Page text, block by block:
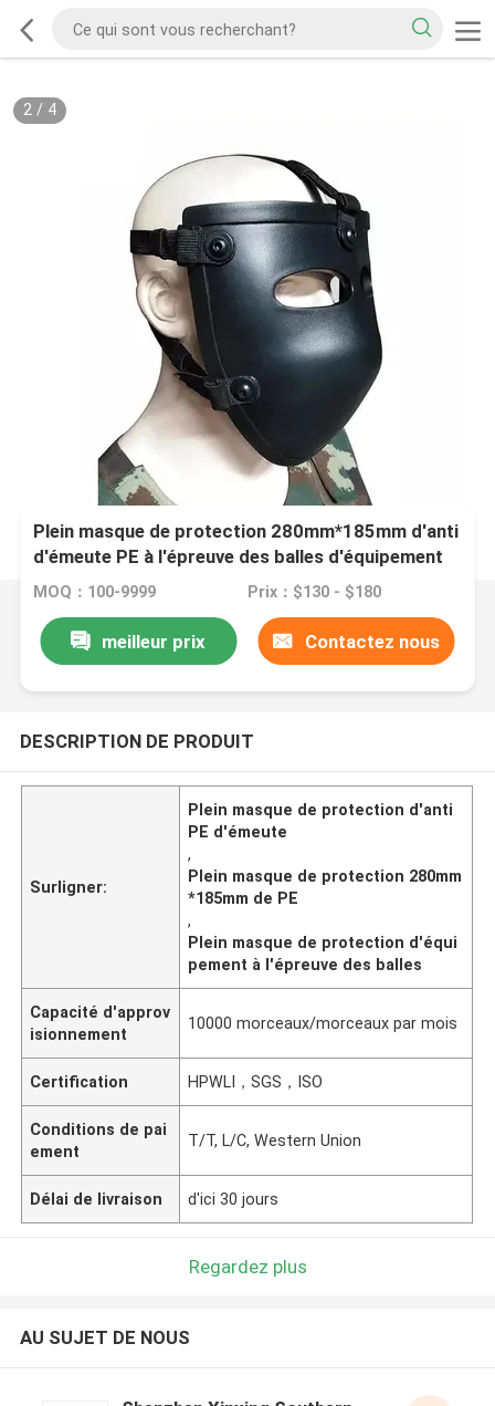
2/ 4
Plein masque de protection 280mm*185mm d'anti
d'émeute PE à l'épreuve des balles d'équipement
MOQ：100-9999 Prix：$130 - $180
meilleur prix Contactez nous
DESCRIPTION DE PRODUIT
Surligner:
Plein masque de protection d'anti
PE d'émeute
,
Plein masque de protection 280mm
*185mm de PE
,
Plein masque de protection d'équi
pement à l'épreuve des balles
Capacité d'approv
isionnement
10000 morceaux/morceaux par mois
Certification HPWLI，SGS，ISO
Conditions de pai
ement
T/T, L/C, Western Union
Délai de livraison d'ici 30 jours
Regardez plus
AU SUJET DE NOUS